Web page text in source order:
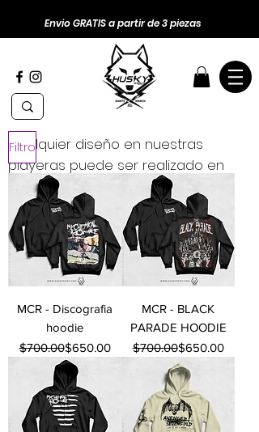
Envio GRATIS a partir de 3 piezas
Cualquier diseño en nuestras
playeras puede ser realizado en
sudadera o hoodie.
Filtro
MCR - Discografia
hoodie
Precio
$700.00Precio de oferta
$650.00
MCR - BLACK
PARADE HOODIE
Precio
$700.00Precio de oferta
$650.00